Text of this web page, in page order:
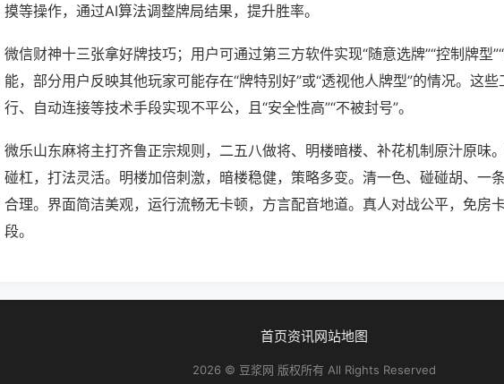
摸等操作，通过AI算法调整牌局结果，提升胜率。
微信财神十三张拿好牌技巧；用户可通过第三方软件实现“随意选牌”“控制牌型
能，部分用户反映其他玩家可能存在“牌特别好”或“透视他人牌型”的情况。这
行、自动连接等技术手段实现不平公，且“安全性高”“不被封号”。
微乐山东麻将主打齐鲁正宗规则，二五八做将、明楼暗楼、补花机制原汁原味
碰杠，打法灵活。明楼加倍刺激，暗楼稳健，策略多变。清一色、碰碰胡、一
合理。界面简洁美观，运行流畅无卡顿，方言配音地道。真人对战公平，免房
段。
首页资讯网站地图
2026 © 豆浆网 版权所有 All Rights Reserved